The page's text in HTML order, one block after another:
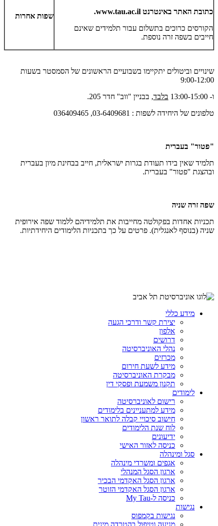
כתובת האתר באינטרנט www.tau.ac.il
.
הקורסים כרוכים בתשלום עבור תלמידים שאינם
חייבים בשפה זרה נוספת.
שפות אחרות
שינויים וביטולים יתקיימו בשבועיים הראשונים של הסמסטר בשעות
9:00-12:00
ו- 13:00-15:00
בלבד, בבניין "ווב" חדר 205.
טלפונים של היחידה לשפות : 03-6409681, 036409465
"פטור" בעברית
תלמיד שאין בידו תעודת בגרות ישראלית, חייב בבחינת מיון בעברית
ובהצגת "פטור" בעברית.
שפה זרה שניה
תכניות אחדות בפקולטה מחייבות את תלמידיהם ללמוד שפה אירופית
שניה (בנוסף לאנגלית). פרטים על כך בתכניות הלימודים היחידתיות.
מידע כללי
יצירת קשר ודרכי הגעה
אלפון
דרושים
נהלי האוניברסיטה
מכרזים
מידע לשעת חירום
מבקרת האוניברסיטה
תקנון משמעת ופסקי דין
לימודים
רישום לאוניברסיטה
מידע למתעניינים בלימודים
חישוב סיכויי קבלה לתואר ראשון
לוח שנת הלימודים
ידיעונים
כניסה לאזור האישי
סגל ומינהלה
אגפים ומשרדי מינהלה
ארגון הסגל המנהלי
ארגון הסגל האקדמי הבכיר
ארגון הסגל האקדמי הזוטר
כניסה ל-My Tau
נגישות
נגישות בקמפוס